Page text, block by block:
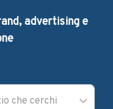
advertising e